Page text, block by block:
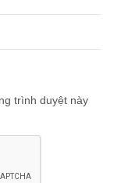
trình duyệt này